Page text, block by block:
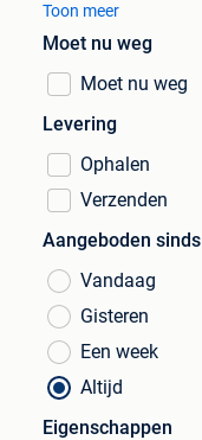
Toon meer
Moet nu weg
Moet nu weg
Levering
Ophalen
Verzenden
Aangeboden sinds
Vandaag
Gisteren
Een week
Altijd
Eigenschappen